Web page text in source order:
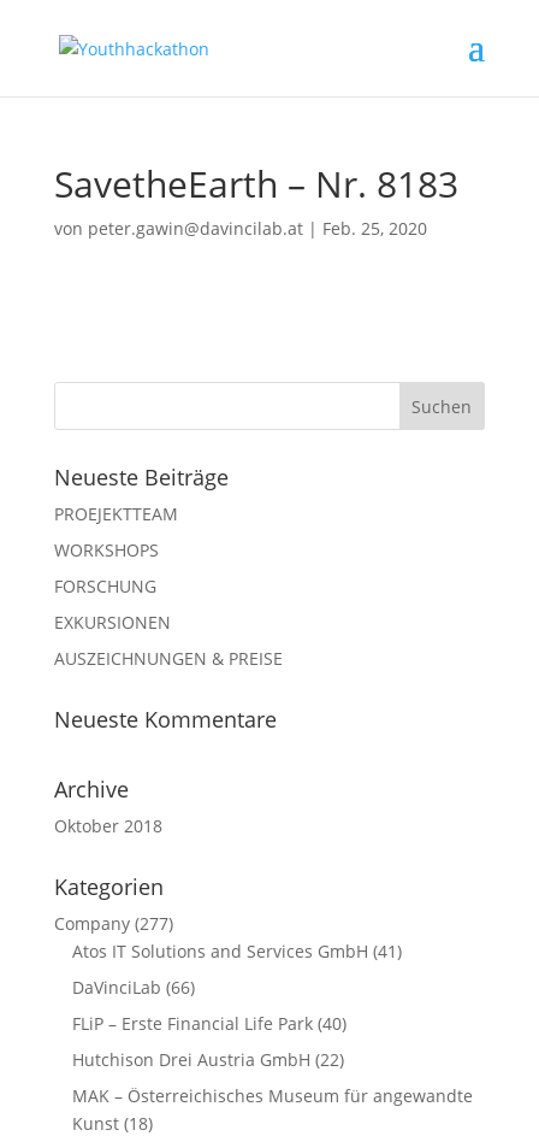
SavetheEarth – Nr. 8183
von peter.gawin@davincilab.at| Feb. 25, 2020
Neueste Beiträge
PROEJEKTTEAM
WORKSHOPS
FORSCHUNG
EXKURSIONEN
AUSZEICHNUNGEN & PREISE
Neueste Kommentare
Archive
Oktober 2018
Kategorien
Company(277)
Atos IT Solutions and Services GmbH (41)
DaVinciLab (66)
FLiP – Erste Financial Life Park(40)
Hutchison Drei Austria GmbH (22)
MAK – Österreichisches Museum für angewandte
Kunst(18)